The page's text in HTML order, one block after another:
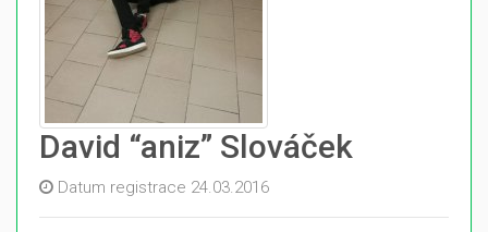
David “aniz” Slováček
Datum registrace 24.03.2016